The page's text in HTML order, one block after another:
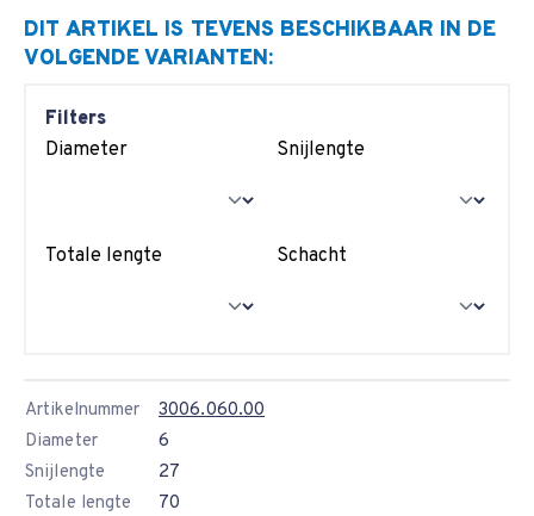
DIT ARTIKEL IS TEVENS BESCHIKBAAR IN DE
VOLGENDE VARIANTEN:
Filters
Diameter
Snijlengte
Totale lengte Schacht
Artikelnummer
3006.060.00
Diameter
6
Snijlengte
27
Totale lengte
70